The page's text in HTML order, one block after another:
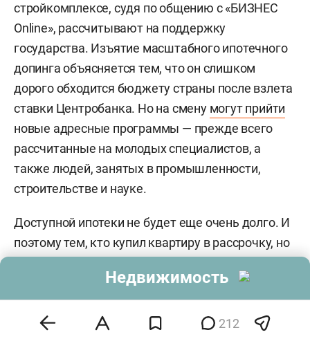
стройкомплексе, судя по общению с «БИЗНЕС
Online», рассчитывают на поддержку
государства. Изъятие масштабного ипотечного
допинга объясняется тем, что он слишком
дорого обходится бюджету страны после взлета
ставки Центробанка. Но на смену могут прийти
новые адресные программы — прежде всего
рассчитанные на молодых специалистов, а
также людей, занятых в промышленности,
строительстве и науке.
Доступной ипотеки не будет еще очень долго. И
поэтому тем, кто купил квартиру в рассрочку, но
дешевой ипотеки, не повезло: дешево не будет.
Наоборот, прогноз ЦБ неблагоприятен.
Регулятор скорее вновь повысит ключевую
212
Недвижимость